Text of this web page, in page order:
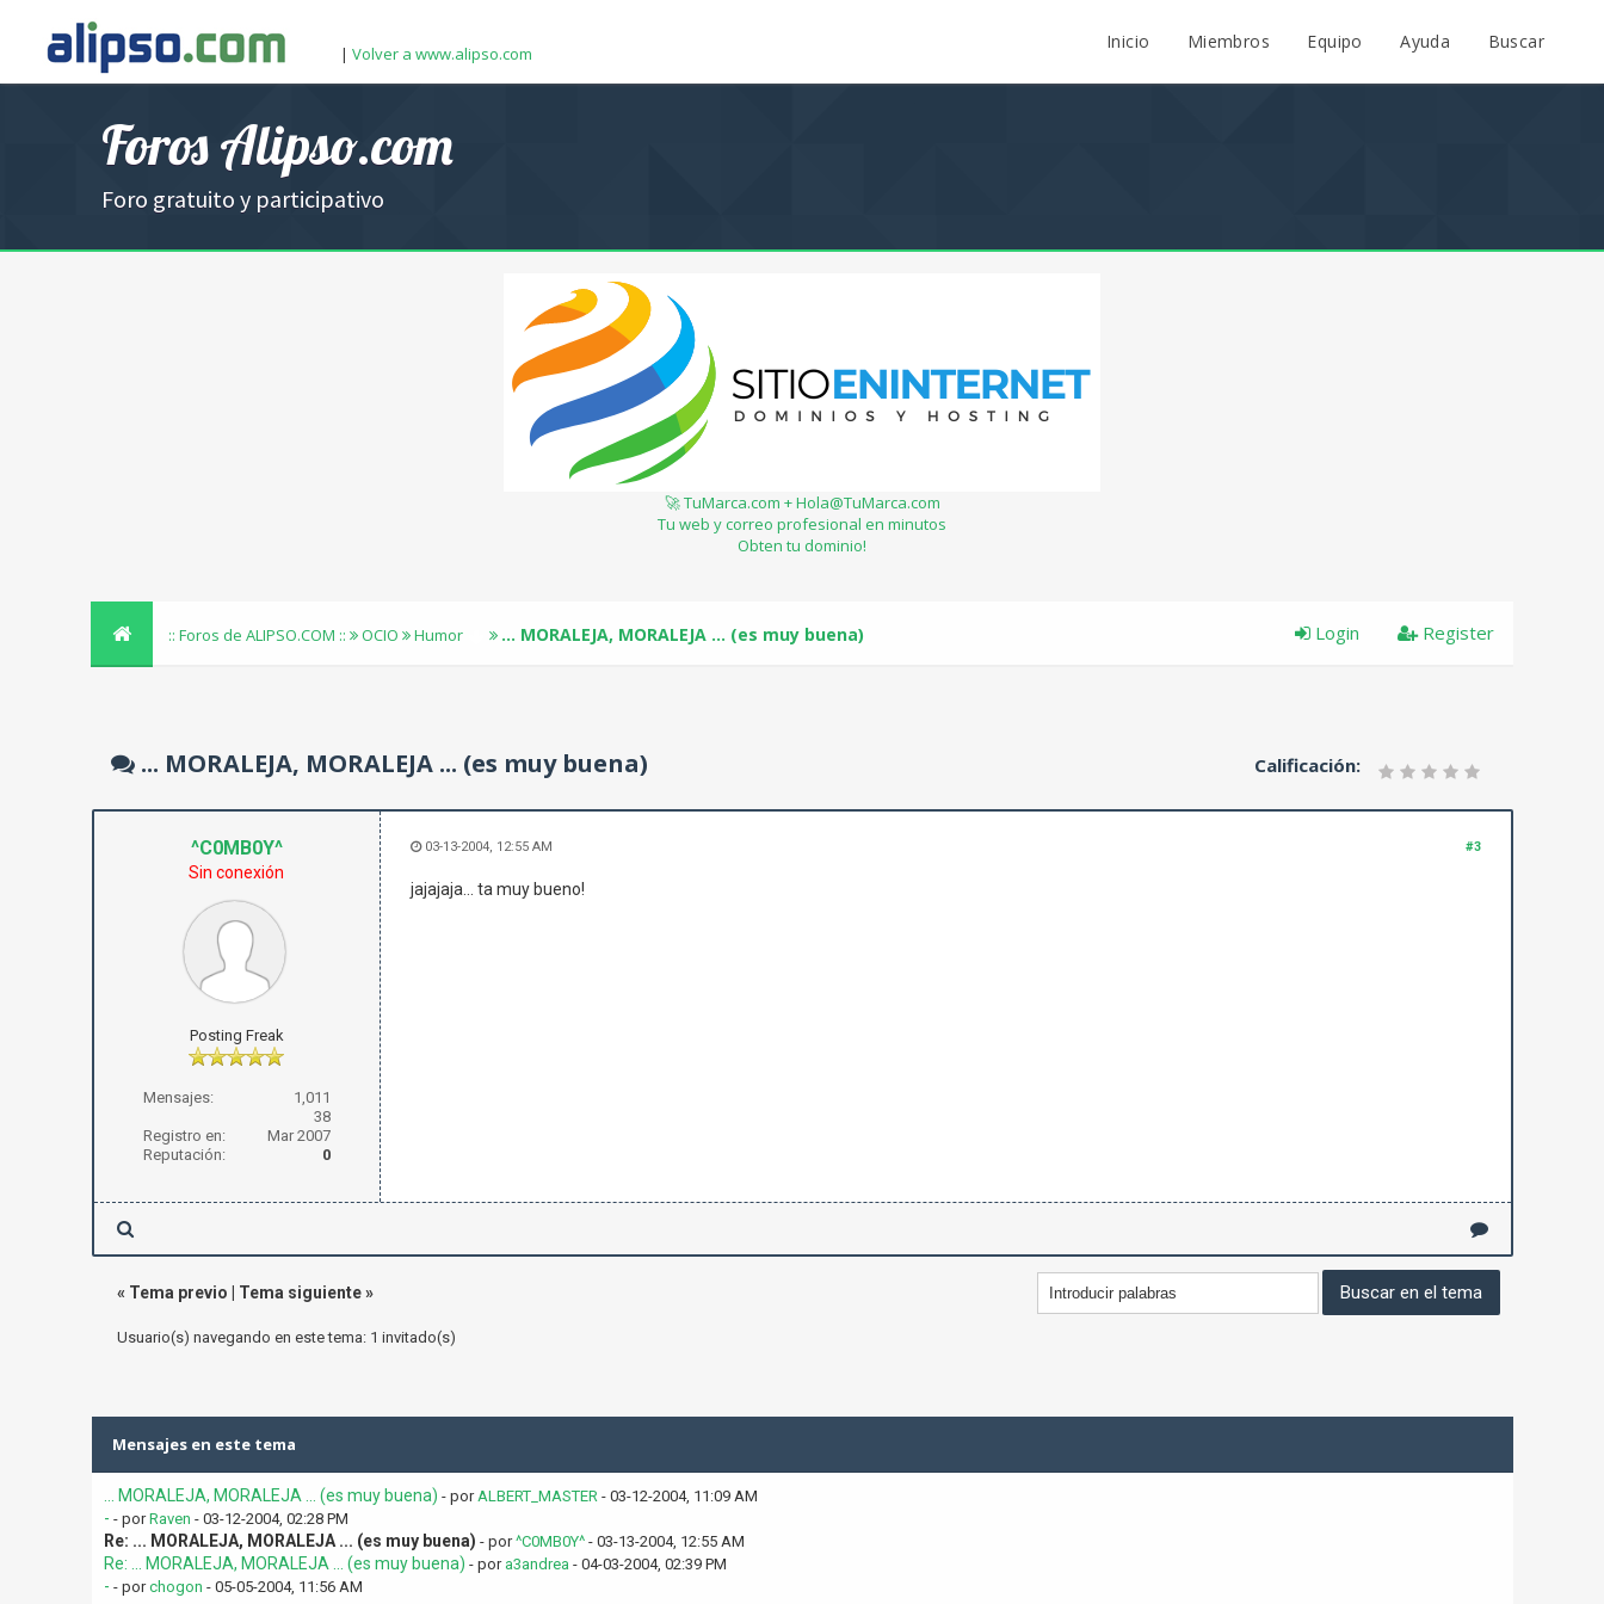
| Volver a www.alipso.com
Inicio Miembros Equipo Ayuda Buscar
Foros Alipso.com
Foro gratuito y participativo
🚀 TuMarca.com + Hola@TuMarca.com
Tu web y correo profesional en minutos
Obten tu dominio!
:: Foros de ALIPSO.COM :: OCIO Humor ... MORALEJA, MORALEJA ... (es muy buena) Register
Login
Calificación:
... MORALEJA, MORALEJA ... (es muy buena)
^C0MB0Y^
Sin conexión
Posting Freak
Mensajes:
1,011
38
Registro en:
Mar 2007
Reputación:
0
#3
03-13-2004, 12:55 AM
jajajaja... ta muy bueno!
« Tema previo Tema siguiente»
Usuario(s) navegando en este tema: 1 invitado(s)
Mensajes en este tema
... MORALEJA, MORALEJA ... (es muy buena) - porALBERT_MASTER- 03-12-2004, 11:09 AM
- - porRaven - 03-12-2004, 02:28 PM
Re: ... MORALEJA, MORALEJA ... (es muy buena) - por^C0MB0Y^- 03-13-2004, 12:55 AM
Re: ... MORALEJA, MORALEJA ... (es muy buena) - por a3andrea - 04-03-2004, 02:39 PM
- - porchogon - 05-05-2004, 11:56 AM